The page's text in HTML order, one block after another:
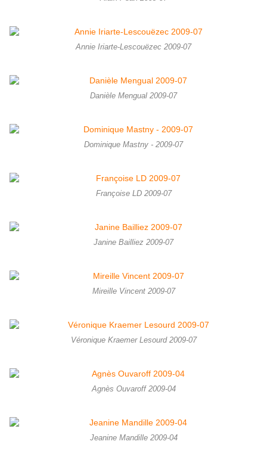
Annie Iriarte-Lescouëzec 2009-07
Danièle Mengual 2009-07
Dominique Mastny - 2009-07
Françoise LD 2009-07
Janine Bailliez 2009-07
Mireille Vincent 2009-07
Véronique Kraemer Lesourd 2009-07
Agnès Ouvaroff 2009-04
Jeanine Mandille 2009-04